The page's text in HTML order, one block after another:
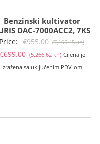
Benzinski kultivator
DAC-7000ACC2, 7KS
Price: €955.00 (7,195.45 kn)
kn).
€699.00 (5,266.62 kn)Trenutna
cijena
kn).
Cijena je
izražena sa uključenim PDV-om